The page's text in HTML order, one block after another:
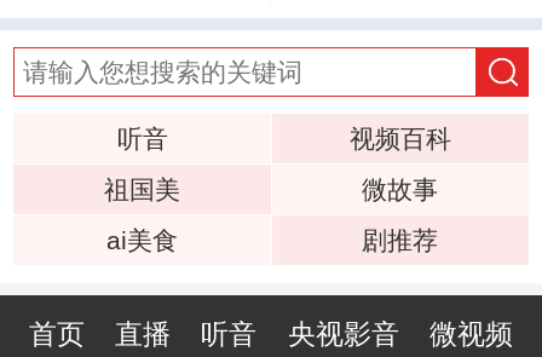
听音
视频百科
祖国美
微故事
ai美食
剧推荐
首页 直播 听音 央视影音 微视频